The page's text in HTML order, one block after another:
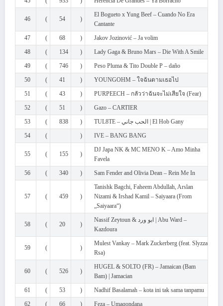
46 ( 54 )
El Bogueto x Yung Beef – Cuando No Era
Cantante
47
( 68 )
Jakov Jozinović – Ja volim
48
( 134 )
Lady Gaga & Bruno Mars – Die With A Smile
49
( 746 )
Peso Pluma & Tito Double P – daño
50
( 41 )
YOUNGOHM – ใจฉันตามเธอไป
51
( 43 )
PURPEECH – กลัวว่าฉันจะไม่เสียใจ (Fear)
52
( 51 )
Gazo – CARTIER
53
( 838 )
TUL8TE – الحب جاني | El Hob Gany
54
( ) IVE – BANG BANG
55 ( 155 )
DJ Japa NK & MC MENO K – Amo Minha
Favela
56
( 340 ) Sam Fender and Olivia Dean – Rein Me In
57 ( 459 )
Tanishk Bagchi, Faheem Abdullah, Arslan
Nizami & Irshad Kamil – Saiyaara (From
„Saiyaara“)
58 ( 20 )
Nassif Zeytoun & ابو ورد | Abu Ward –
Kazdoura
59 ( )
Mulest Vankay – Mark Zuckerberg (feat. Slyzza
Rsa)
60 ( 526 )
HUGEL & SOLTO (FR) – Jamaican (Bam
Bam) | Jamacian
61
( 53 )
Nadhif Basalamah – kota ini tak sama tanpamu
62
( 66 ) Feza – Umaqondana